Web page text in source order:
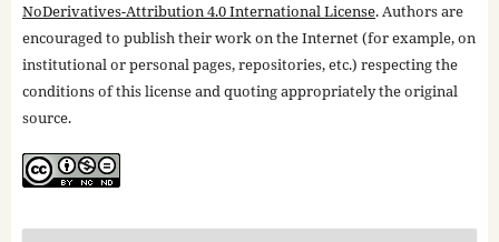
NoDerivatives-Attribution 4.0 International License. Authors are
encouraged to publish their work on the Internet (for example, on
institutional or personal pages, repositories, etc.) respecting the
conditions of this license and quoting appropriately the original
source.